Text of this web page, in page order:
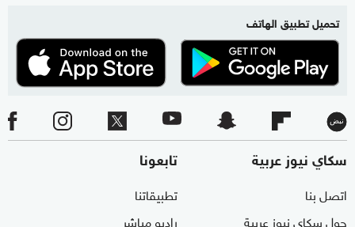
تحميل تطبيق الهاتف
سكاي نيوز عربية
اتصل بنا
حول سكاي نيوز عربية
تابعونا
تطبيقاتنا
راديو مباشر